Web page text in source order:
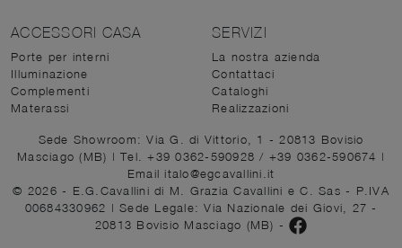
ACCESSORI CASA
Porte per interni
Illuminazione
Complementi
Materassi
SERVIZI
La nostra azienda
Contattaci
Cataloghi
Realizzazioni
Sede Showroom: Via G. di Vittorio, 1 - 20813 Bovisio
Masciago (MB) | Tel. +39 0362-590928/ +39 0362-590674 |
Email italo@egcavallini.it
© 2026 - E.G.Cavallini di M. Grazia Cavallini e C. Sas - P.IVA
00684330962 | Sede Legale: Via Nazionale dei Giovi, 27 -
20813 Bovisio Masciago (MB) -